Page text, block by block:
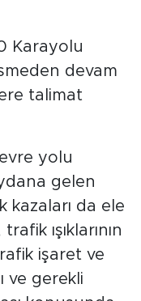
Karayolu
devam
talimat
yolu
gelen
kazaları da ele
ışıklarının
işaret ve
ve gerekli